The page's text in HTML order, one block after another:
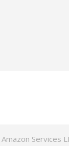
Services